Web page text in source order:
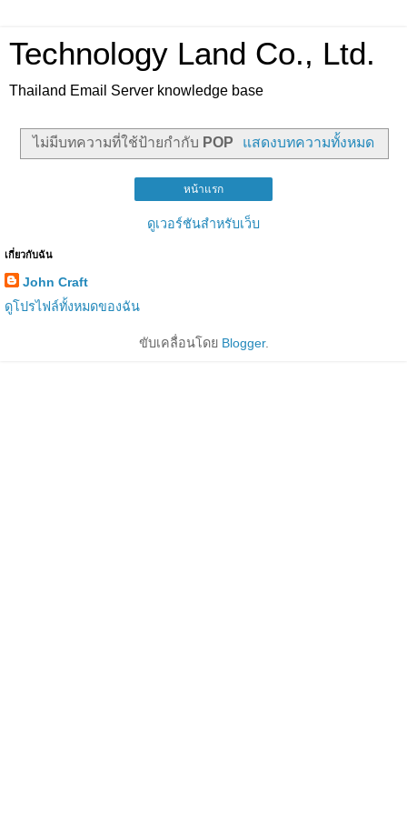
Technology Land Co., Ltd.
Thailand Email Server knowledge base
ไม่มีบทความที่ใช้ป้ายกำกับ POP แสดงบทความทั้งหมด
หน้าแรก
ดูเวอร์ชันสำหรับเว็บ
เกี่ยวกับฉัน
John Craft
ดูโปรไฟล์ทั้งหมดของฉัน
ขับเคลื่อนโดย Blogger.